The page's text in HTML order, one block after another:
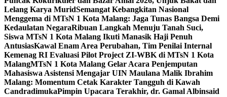
Lelang Karya MuridSemangat Kebangkitan Nasional
Menggema di MTsN 1 Kota Malang: Jaga Tunas Bangsa Demi
Kedaulatan NegaraRibuan Langkah Menuju Tanah Suci,
Siswa MTsN 1 Kota Malang Ikuti Manasik Haji Penuh
AntusiasKawal Enam Area Perubahan, Tim Penilai Internal
Kemenag RI Evaluasi Pilot Project ZI-WBK di MTsN 1 Kota
MalangMTsN 1 Kota Malang Gelar Acara Penjemputan
Mahasiswa Asistensi Mengajar UIN Maulana Malik Ibrahim
Malang: Momentum Cetak Karakter Tangguh di Kawah
CandradimukaPimpin Upacara Terakhir, dr. Gamal Albinsaid